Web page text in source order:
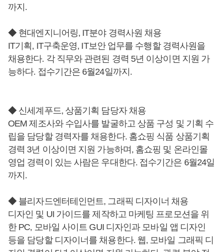
까지.
◆ 현대엔지니어링, IT분야 경력사원 채용
IT기획, IT구축운영, IT보안 업무를 수행할 경력사원을
채용한다. 각 직무와 관련된 경력 5년 이상이면 지원 가
능하다. 접수기간은 6월24일까지.
◆ 신세계푸드, 상품기획 담당자 채용
OEM 제조사와 수입사를 발굴하고 상품 구성 및 기획 수
립을 담당할 경력자를 채용한다. 홈쇼핑 식품 상품기획
경력 3년 이상이면 지원 가능하며, 홈쇼핑 및 온라인몰
영업 경력이 있는 사람은 우대한다. 접수기간은 6월24일
까지.
◆ 블리자드엔터테인먼트, 그래픽 디자이너 채용
디자인 및 UI 가이드를 제작하고 마케팅 프로모션을 위
한 PC, 모바일 사이트 GUI 디자인과 모바일 앱 디자인
등을 담당할 디자이너를 채용한다. 웹, 모바일 그래픽 디